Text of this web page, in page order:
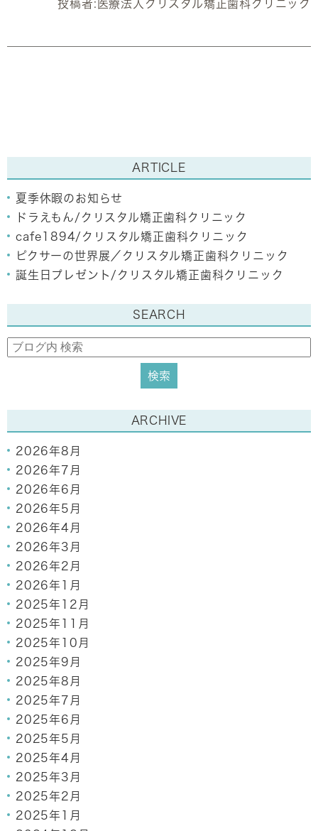
投稿者: 医療法人クリスタル矯正歯科クリニック
ARTICLE
夏季休暇のお知らせ
ドラえもん/クリスタル矯正歯科クリニック
cafe1894/クリスタル矯正歯科クリニック
ピクサーの世界展／クリスタル矯正歯科クリニック
誕生日プレゼント/クリスタル矯正歯科クリニック
SEARCH
ARCHIVE
2026年8月
2026年7月
2026年6月
2026年5月
2026年4月
2026年3月
2026年2月
2026年1月
2025年12月
2025年11月
2025年10月
2025年9月
2025年8月
2025年7月
2025年6月
2025年5月
2025年4月
2025年3月
2025年2月
2025年1月